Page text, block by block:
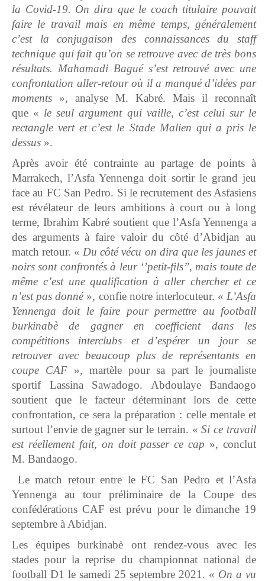
la Covid-19. On dira que le coach titulaire pouvait
faire le travail mais en même temps, généralement
c’est la conjugaison des connaissances du staff
technique qui fait qu’on se retrouve avec de très bons
résultats. Mahamadi Bagué s’est retrouvé avec une
confrontation aller-retour où il a manqué d’idées par
moments », analyse M. Kabré. Mais il reconnaît
que « le seul argument qui vaille, c’est celui sur le
rectangle vert et c’est le Stade Malien qui a pris le
dessus ».
Après avoir été contrainte au partage de points à
Marrakech, l’Asfa Yennenga doit sortir le grand jeu
face au FC San Pedro. Si le recrutement des Asfasiens
est révélateur de leurs ambitions à court ou à long
terme, Ibrahim Kabré soutient que l’Asfa Yennenga a
des arguments à faire valoir du côté d’Abidjan au
match retour. « Du côté vécu on dira que les jaunes et
noirs sont confrontés à leur ‘’petit-fils’’, mais toute de
même c’est une qualification à aller chercher et ce
n’est pas donné», confie notre interlocuteur. « L’Asfa
Yennenga doit le faire pour permettre au football
burkinabè de gagner en coefficient dans les
compétitions interclubs et d’espérer un jour se
retrouver avec beaucoup plus de représentants en
coupe CAF », martèle pour sa part le journaliste
sportif Lassina Sawadogo. Abdoulaye Bandaogo
soutient que le facteur déterminant lors de cette
confrontation, ce sera la préparation : celle mentale et
surtout l’envie de gagner sur le terrain. «Si ce travail
est réellement fait, on doit passer ce cap », conclut
M. Bandaogo.
Le match retour entre le FC San Pedro et l’Asfa
Yennenga au tour préliminaire de la Coupe des
confédérations CAF est prévu pour le dimanche 19
septembre à Abidjan.
Les équipes burkinabè ont rendez-vous avec les
stades pour la reprise du championnat national de
football D1 le samedi 25 septembre 2021. « On a vu